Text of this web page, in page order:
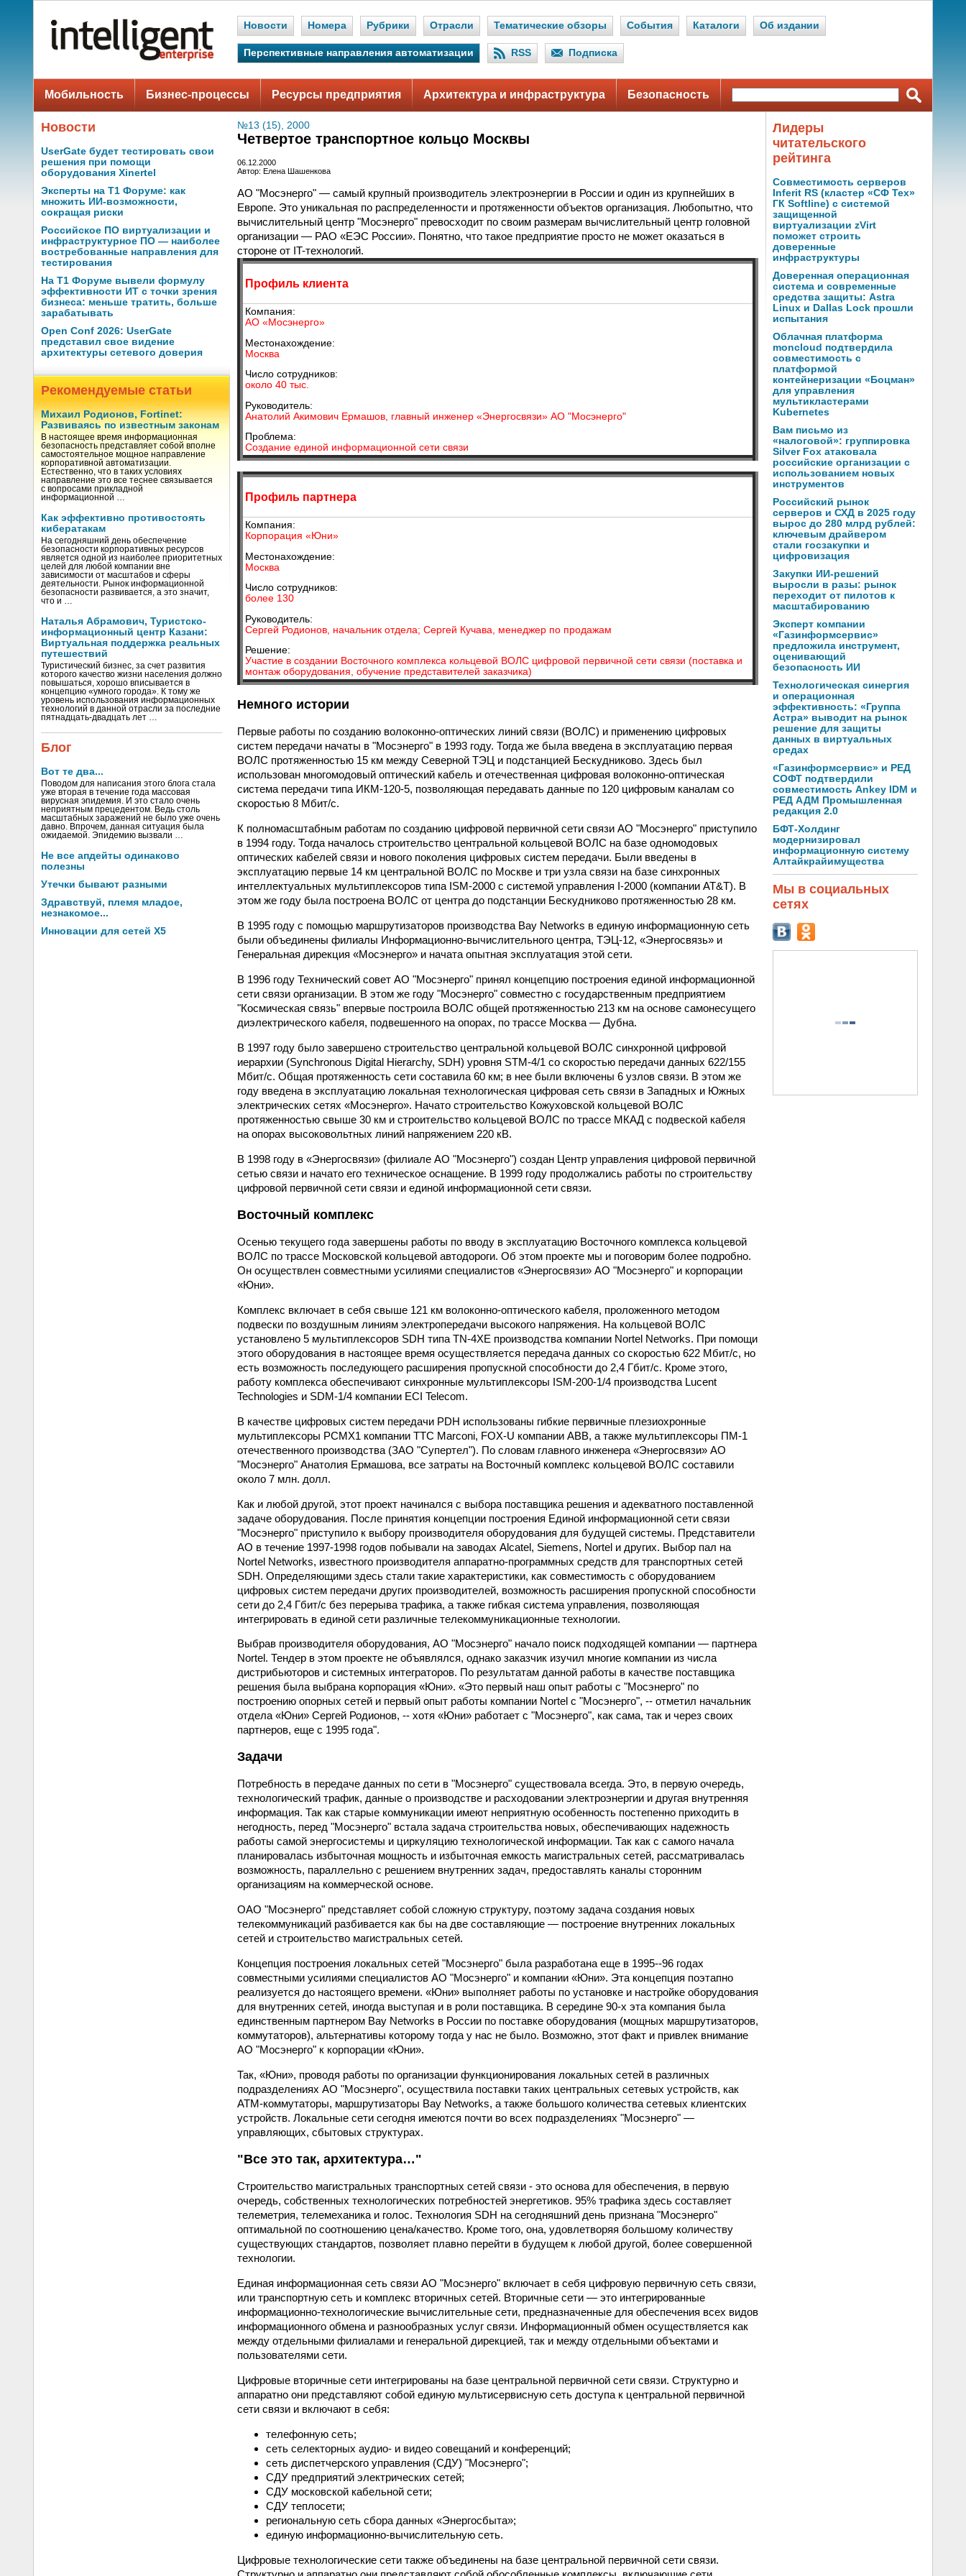
Новости Номера Рубрики Отрасли Тематические обзоры События Каталоги Об издании
Перспективные направления автоматизации RSS Подписка
Мобильность Бизнес-процессы Ресурсы предприятия Архитектура и инфраструктура Безопасность
Новости
UserGate будет тестировать свои
решения при помощи
оборудования Xinertel
Эксперты на Т1 Форуме: как
множить ИИ-возможности,
сокращая риски
Российское ПО виртуализации и
инфраструктурное ПО — наиболее
востребованные направления для
тестирования
На Т1 Форуме вывели формулу
эффективности ИТ с точки зрения
бизнеса: меньше тратить, больше
зарабатывать
Open Conf 2026: UserGate
представил свое видение
архитектуры сетевого доверия
Рекомендуемые статьи
Михаил Родионов, Fortinet:
Развиваясь по известным законам
В настоящее время информационная
безопасность представляет собой вполне
самостоятельное мощное направление
корпоративной автоматизации.
Естественно, что в таких условиях
направление это все теснее связывается
с вопросами прикладной
информационной …
Как эффективно противостоять
кибератакам
На сегодняшний день обеспечение
безопасности корпоративных ресурсов
является одной из наиболее приоритетных
целей для любой компании вне
зависимости от масштабов и сферы
деятельности. Рынок информационной
безопасности развивается, а это значит,
что и …
Наталья Абрамович, Туристско-
информационный центр Казани:
Виртуальная поддержка реальных
путешествий
Туристический бизнес, за счет развития
которого качество жизни населения должно
повышаться, хорошо вписывается в
концепцию «умного города». К тому же
уровень использования информационных
технологий в данной отрасли за последние
пятнадцать-двадцать лет …
Блог
Вот те два...
Поводом для написания этого блога стала
уже вторая в течение года массовая
вирусная эпидемия. И это стало очень
неприятным прецедентом. Ведь столь
масштабных заражений не было уже очень
давно. Впрочем, данная ситуация была
ожидаемой. Эпидемию вызвали …
Не все апдейты одинаково
полезны
Утечки бывают разными
Здравствуй, племя младое,
незнакомое...
Инновации для сетей X5
№13 (15), 2000
Четвертое транспортное кольцо Москвы
06.12.2000
Автор: Елена Шашенкова
АО "Мосэнерго" — самый крупный производитель электроэнергии в России и один из крупнейших в
Европе. Это уникальная по распределенности и протяженности объектов организация. Любопытно, что
вычислительный центр "Мосэнерго" превосходит по своим размерам вычислительный центр головной
организации — РАО «ЕЭС России». Понятно, что такое предприятие просто не может оказаться в
стороне от IT-технологий.
Профиль клиента
Компания:
АО «Мосэнерго»
Местонахождение:
Москва
Число сотрудников:
около 40 тыс.
Руководитель:
Анатолий Акимович Ермашов, главный инженер «Энергосвязи» АО "Мосэнерго"
Проблема:
Создание единой информационной сети связи
Профиль партнера
Компания:
Корпорация «Юни»
Местонахождение:
Москва
Число сотрудников:
более 130
Руководитель:
Сергей Родионов, начальник отдела; Сергей Кучава, менеджер по продажам
Решение:
Участие в создании Восточного комплекса кольцевой ВОЛС цифровой первичной сети связи (поставка и
монтаж оборудования, обучение представителей заказчика)
Немного истории
Первые работы по созданию волоконно-оптических линий связи (ВОЛС) и применению цифровых
систем передачи начаты в "Мосэнерго" в 1993 году. Тогда же была введена в эксплуатацию первая
ВОЛС протяженностью 15 км между Северной ТЭЦ и подстанцией Бескудниково. Здесь был
использован многомодовый оптический кабель и отечественная цифровая волоконно-оптическая
система передачи типа ИКМ-120-5, позволяющая передавать данные по 120 цифровым каналам со
скоростью 8 Мбит/с.
К полномасштабным работам по созданию цифровой первичной сети связи АО "Мосэнерго" приступило
в 1994 году. Тогда началось строительство центральной кольцевой ВОЛС на базе одномодовых
оптических кабелей связи и нового поколения цифровых систем передачи. Были введены в
эксплуатацию первые 14 км центральной ВОЛС по Москве и три узла связи на базе синхронных
интеллектуальных мультиплексоров типа ISM-2000 с системой управления I-2000 (компании AT&T). В
этом же году была построена ВОЛС от центра до подстанции Бескудниково протяженностью 28 км.
В 1995 году с помощью маршрутизаторов производства Bay Networks в единую информационную сеть
были объединены филиалы Информационно-вычислительного центра, ТЭЦ-12, «Энергосвязь» и
Генеральная дирекция «Мосэнерго» и начата опытная эксплуатация этой сети.
В 1996 году Технический совет АО "Мосэнерго" принял концепцию построения единой информационной
сети связи организации. В этом же году "Мосэнерго" совместно с государственным предприятием
"Космическая связь" впервые построила ВОЛС общей протяженностью 213 км на основе самонесущего
диэлектрического кабеля, подвешенного на опорах, по трассе Москва — Дубна.
В 1997 году было завершено строительство центральной кольцевой ВОЛС синхронной цифровой
иерархии (Synchronous Digital Hierarchy, SDH) уровня STM-4/1 со скоростью передачи данных 622/155
Мбит/с. Общая протяженность сети составила 60 км; в нее были включены 6 узлов связи. В этом же
году введена в эксплуатацию локальная технологическая цифровая сеть связи в Западных и Южных
электрических сетях «Мосэнерго». Начато строительство Кожуховской кольцевой ВОЛС
протяженностью свыше 30 км и строительство кольцевой ВОЛС по трассе МКАД с подвеской кабеля
на опорах высоковольтных линий напряжением 220 кВ.
В 1998 году в «Энергосвязи» (филиале АО "Мосэнерго") создан Центр управления цифровой первичной
сетью связи и начато его техническое оснащение. В 1999 году продолжались работы по строительству
цифровой первичной сети связи и единой информационной сети связи.
Восточный комплекс
Осенью текущего года завершены работы по вводу в эксплуатацию Восточного комплекса кольцевой
ВОЛС по трассе Московской кольцевой автодороги. Об этом проекте мы и поговорим более подробно.
Он осуществлен совместными усилиями специалистов «Энергосвязи» АО "Мосэнерго" и корпорации
«Юни».
Комплекс включает в себя свыше 121 км волоконно-оптического кабеля, проложенного методом
подвески по воздушным линиям электропередачи высокого напряжения. На кольцевой ВОЛС
установлено 5 мультиплексоров SDH типа TN-4XE производства компании Nortel Networks. При помощи
этого оборудования в настоящее время осуществляется передача данных со скоростью 622 Мбит/с, но
есть возможность последующего расширения пропускной способности до 2,4 Гбит/с. Кроме этого,
работу комплекса обеспечивают синхронные мультиплексоры ISM-200-1/4 производства Lucent
Technologies и SDM-1/4 компании ECI Telecom.
В качестве цифровых систем передачи PDH использованы гибкие первичные плезиохронные
мультиплексоры PCMX1 компании TTC Marconi, FOX-U компании АВВ, а также мультиплексоры ПМ-1
отечественного производства (ЗАО "Супертел"). По словам главного инженера «Энергосвязи» АО
"Мосэнерго" Анатолия Ермашова, все затраты на Восточный комплекс кольцевой ВОЛС составили
около 7 млн. долл.
Как и любой другой, этот проект начинался с выбора поставщика решения и адекватного поставленной
задаче оборудования. После принятия концепции построения Единой информационной сети связи
"Мосэнерго" приступило к выбору производителя оборудования для будущей системы. Представители
АО в течение 1997-1998 годов побывали на заводах Alcatel, Siemens, Nortel и других. Выбор пал на
Nortel Networks, известного производителя аппаратно-программных средств для транспортных сетей
SDH. Определяющими здесь стали такие характеристики, как совместимость с оборудованием
цифровых систем передачи других производителей, возможность расширения пропускной способности
сети до 2,4 Гбит/с без перерыва трафика, а также гибкая система управления, позволяющая
интегрировать в единой сети различные телекоммуникационные технологии.
Выбрав производителя оборудования, АО "Мосэнерго" начало поиск подходящей компании — партнера
Nortel. Тендер в этом проекте не объявлялся, однако заказчик изучил многие компании из числа
дистрибьюторов и системных интеграторов. По результатам данной работы в качестве поставщика
решения была выбрана корпорация «Юни». «Это первый наш опыт работы с "Мосэнерго" по
построению опорных сетей и первый опыт работы компании Nortel с "Мосэнерго", -- отметил начальник
отдела «Юни» Сергей Родионов, -- хотя «Юни» работает с "Мосэнерго", как сама, так и через своих
партнеров, еще с 1995 года".
Задачи
Потребность в передаче данных по сети в "Мосэнерго" существовала всегда. Это, в первую очередь,
технологический трафик, данные о производстве и расходовании электроэнергии и другая внутренняя
информация. Так как старые коммуникации имеют неприятную особенность постепенно приходить в
негодность, перед "Мосэнерго" встала задача строительства новых, обеспечивающих надежность
работы самой энергосистемы и циркуляцию технологической информации. Так как с самого начала
планировалась избыточная мощность и избыточная емкость магистральных сетей, рассматривалась
возможность, параллельно с решением внутренних задач, предоставлять каналы сторонним
организациям на коммерческой основе.
ОАО "Мосэнерго" представляет собой сложную структуру, поэтому задача создания новых
телекоммуникаций разбивается как бы на две составляющие — построение внутренних локальных
сетей и строительство магистральных сетей.
Концепция построения локальных сетей "Мосэнерго" была разработана еще в 1995--96 годах
совместными усилиями специалистов АО "Мосэнерго" и компании «Юни». Эта концепция поэтапно
реализуется до настоящего времени. «Юни» выполняет работы по установке и настройке оборудования
для внутренних сетей, иногда выступая и в роли поставщика. В середине 90-х эта компания была
единственным партнером Bay Networks в России по поставке оборудования (мощных маршрутизаторов,
коммутаторов), альтернативы которому тогда у нас не было. Возможно, этот факт и привлек внимание
АО "Мосэнерго" к корпорации «Юни».
Так, «Юни», проводя работы по организации функционирования локальных сетей в различных
подразделениях АО "Мосэнерго", осуществила поставки таких центральных сетевых устройств, как
АТМ-коммутаторы, маршрутизаторы Bay Networks, а также большого количества сетевых клиентских
устройств. Локальные сети сегодня имеются почти во всех подразделениях "Мосэнерго" —
управляющих, сбытовых структурах.
"Все это так, архитектура…"
Строительство магистральных транспортных сетей связи - это основа для обеспечения, в первую
очередь, собственных технологических потребностей энергетиков. 95% трафика здесь составляет
телеметрия, телемеханика и голос. Технология SDH на сегодняшний день признана "Мосэнерго"
оптимальной по соотношению цена/качество. Кроме того, она, удовлетворяя большому количеству
существующих стандартов, позволяет плавно перейти в будущем к любой другой, более совершенной
технологии.
Единая информационная сеть связи АО "Мосэнерго" включает в себя цифровую первичную сеть связи,
или транспортную сеть и комплекс вторичных сетей. Вторичные сети — это интегрированные
информационно-технологические вычислительные сети, предназначенные для обеспечения всех видов
информационного обмена и разнообразных услуг связи. Информационный обмен осуществляется как
между отдельными филиалами и генеральной дирекцией, так и между отдельными объектами и
пользователями сети.
Цифровые вторичные сети интегрированы на базе центральной первичной сети связи. Структурно и
аппаратно они представляют собой единую мультисервисную сеть доступа к центральной первичной
сети связи и включают в себя:
телефонную сеть;
сеть селекторных аудио- и видео совещаний и конференций;
сеть диспетчерского управления (СДУ) "Мосэнерго";
СДУ предприятий электрических сетей;
СДУ московской кабельной сети;
СДУ теплосети;
региональную сеть сбора данных «Энергосбыта»;
единую информационно-вычислительную сеть.
Цифровые технологические сети также объединены на базе центральной первичной сети связи.
Лидеры
читательского
рейтинга
Совместимость серверов
Inferit RS (кластер «СФ Тех»
ГК Softline) с системой
защищенной
виртуализации zVirt
поможет строить
доверенные
инфраструктуры
Доверенная операционная
система и современные
средства защиты: Astra
Linux и Dallas Lock прошли
испытания
Облачная платформа
moncloud подтвердила
совместимость с
платформой
контейнеризации «Боцман»
для управления
мультикластерами
Kubernetes
Вам письмо из
«налоговой»: группировка
Silver Fox атаковала
российские организации с
использованием новых
инструментов
Российский рынок
серверов и СХД в 2025 году
вырос до 280 млрд рублей:
ключевым драйвером
стали госзакупки и
цифровизация
Закупки ИИ-решений
выросли в разы: рынок
переходит от пилотов к
масштабированию
Эксперт компании
«Газинформсервис»
предложила инструмент,
оценивающий
безопасность ИИ
Технологическая синергия
и операционная
эффективность: «Группа
Астра» выводит на рынок
решение для защиты
данных в виртуальных
средах
«Газинформсервис» и РЕД
СОФТ подтвердили
совместимость Ankey IDM и
РЕД АДМ Промышленная
редакция 2.0
БФТ-Холдинг
модернизировал
информационную систему
Алтайкрайимущества
Мы в социальных
сетях